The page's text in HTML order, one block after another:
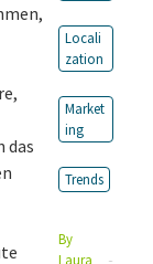
das
Locali
zation
Market
ing
Trends
By
Laura